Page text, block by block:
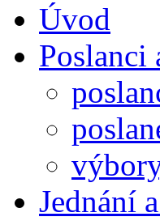
Úvod
Poslanci
Jednání